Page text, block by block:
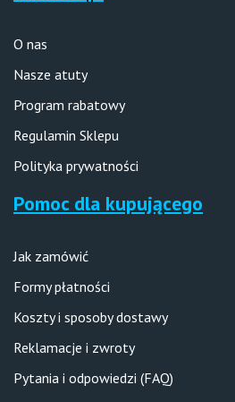
O nas
Nasze atuty
Program rabatowy
Regulamin Sklepu
Polityka prywatności
Pomoc dla kupującego
Jak zamówić
Formy płatności
Koszty i sposoby dostawy
Reklamacje i zwroty
Pytania i odpowiedzi (FAQ)